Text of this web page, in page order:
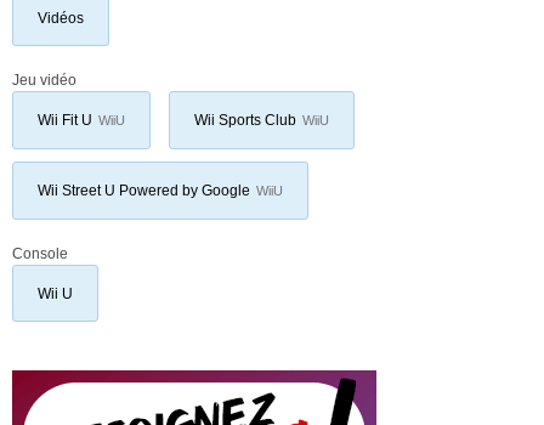
Vidéos
Jeu vidéo
Wii Fit U WiiU Wii Sports Club WiiU
Wii Street U Powered by Google WiiU
Console
Wii U